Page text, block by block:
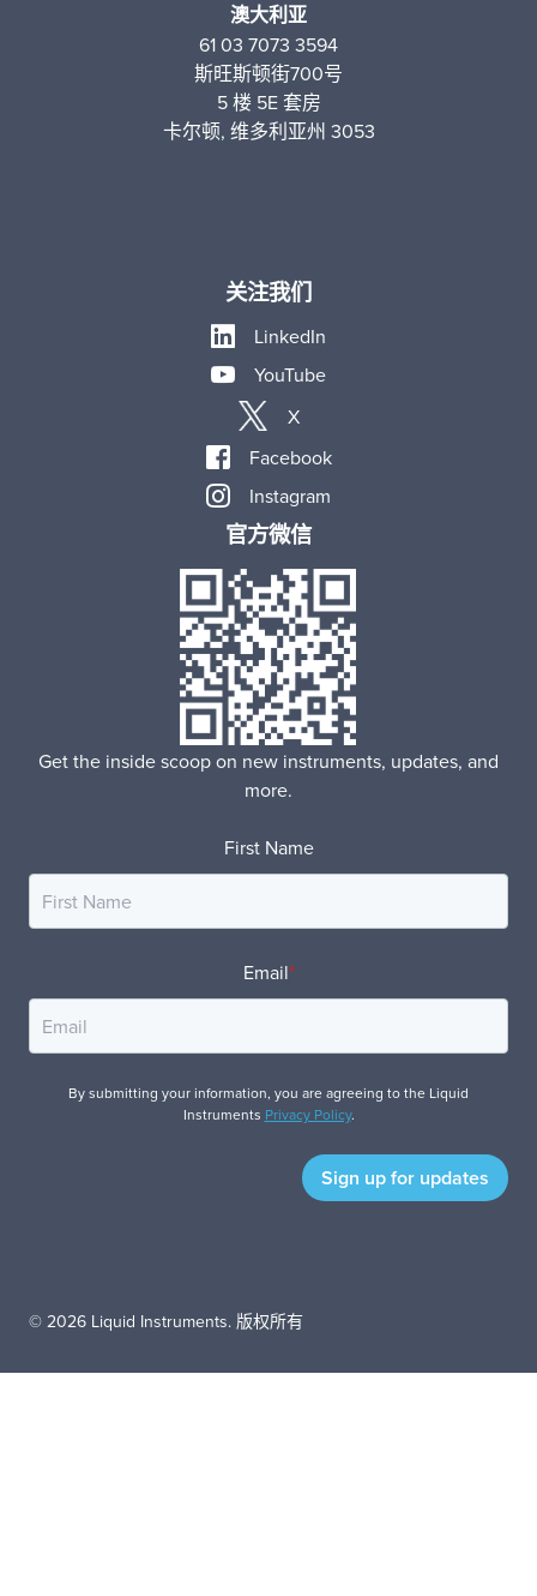
澳大利亚
61 03 7073 3594
斯旺斯顿街700号
5 楼 5E 套房
卡尔顿, 维多利亚州 3053
关注我们
LinkedIn
YouTube
X
Facebook
Instagram
官方微信
Get the inside scoop on new instruments, updates, and
more.
First Name
Email*
By submitting your information, you are agreeing to the Liquid
Instruments Privacy Policy.
© 2026 Liquid Instruments. 版权所有